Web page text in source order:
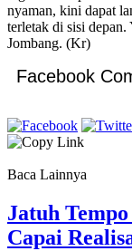
nyaman, kini dapat
terletak di sisi
Jombang. (Kr)
Facebook
Baca Lainnya
Jatuh
Capai